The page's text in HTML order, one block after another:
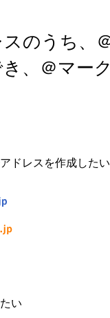
のうち、
、＠マー
ドレスを作成した
い